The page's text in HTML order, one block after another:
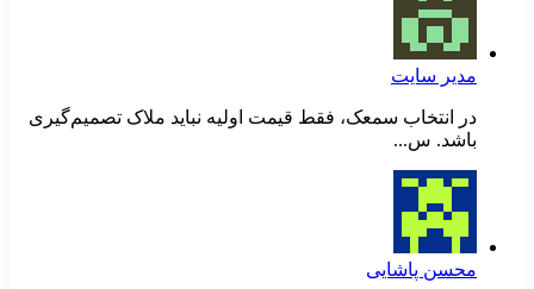
مدیر سایت
در انتخاب سمعک، فقط قیمت اولیه نباید ملاک تصمیم‌گیری
باشد. س...
محسن پاشایی